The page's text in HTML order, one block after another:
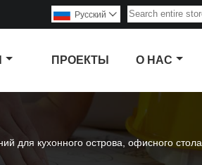
Pусский 
ПРОЕКТЫ О НАС
для кухонного острова, офисного стола